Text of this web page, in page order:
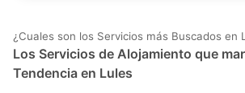
¿Cuales son los Servicios más Buscados en
Los Servicios de Alojamiento que
Tendencia en Lules